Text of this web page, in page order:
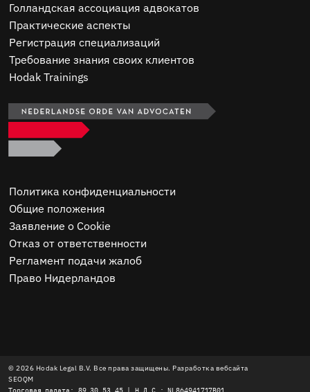
Голландская ассоциация адвокатов
Практические аспекты
Регистрация специализаций
Требование знания своих клиентов
Hodak Trainings
Политика конфиденциальности
Общие положения
Заявление о Cookie
Отказ от ответственности
Регламент подачи жалоб
Право Нидерландов
© 2026 Hodak Legal B.V. Все права защищены. Разработка вебсайта
SEOQM